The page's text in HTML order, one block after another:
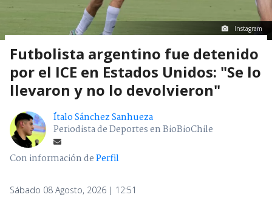
Instagram
Futbolista argentino fue detenido
por el ICE en Estados Unidos: "Se lo
llevaron y no lo devolvieron"
Ítalo Sánchez Sanhueza
Periodista de Deportes en BioBioChile
Con información dePerfil
Sábado 08 Agosto, 2026 | 12:51